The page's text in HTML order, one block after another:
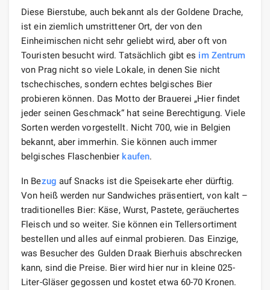
Diese Bierstube, auch bekannt als der Goldene Drache,
ist ein ziemlich umstrittener Ort, der von den
Einheimischen nicht sehr geliebt wird, aber oft von
Touristen besucht wird. Tatsächlich gibt es im Zentrum
von Prag nicht so viele Lokale, in denen Sie nicht
tschechisches, sondern echtes belgisches Bier
probieren können. Das Motto der Brauerei „Hier findet
jeder seinen Geschmack“ hat seine Berechtigung. Viele
Sorten werden vorgestellt. Nicht 700, wie in Belgien
bekannt, aber immerhin. Sie können auch immer
belgisches Flaschenbier kaufen.
In Bezug auf Snacks ist die Speisekarte eher dürftig.
Von heiß werden nur Sandwiches präsentiert, von kalt –
traditionelles Bier: Käse, Wurst, Pastete, geräuchertes
Fleisch und so weiter. Sie können ein Tellersortiment
bestellen und alles auf einmal probieren. Das Einzige,
was Besucher des Gulden Draak Bierhuis abschrecken
kann, sind die Preise. Bier wird hier nur in kleine 025-
Liter-Gläser gegossen und kostet etwa 60-70 Kronen.